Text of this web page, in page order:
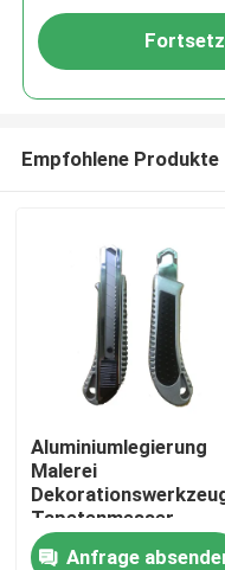
Startseite
Empfohlene Produkte
Aluminiumlegierung
Malerei
Tapetenmesser
Messer 100x18
Anfrage